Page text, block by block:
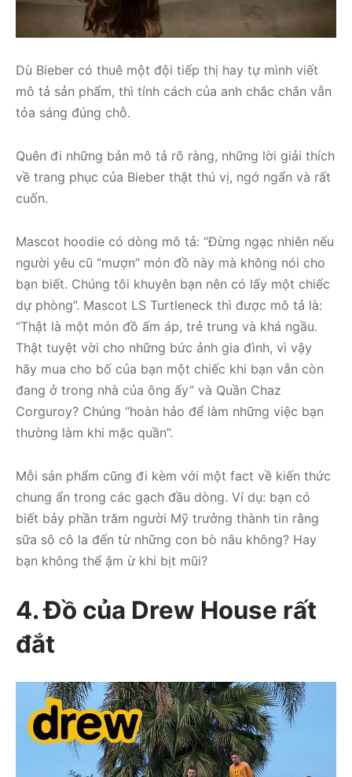
Dù Bieber có thuê một đội tiếp thị hay tự mình viết
mô tả sản phẩm, thì tính cách của anh chắc chắn vẫn
tỏa sáng đúng chỗ.
Quên đi những bản mô tả rõ ràng, những lời giải thích
về trang phục của Bieber thật thú vị, ngớ ngẩn và rất
cuốn.
Mascot hoodie có dòng mô tả: “Đừng ngạc nhiên nếu
người yêu cũ “mượn” món đồ này mà không nói cho
bạn biết. Chúng tôi khuyên bạn nên có lấy một chiếc
dự phòng”. Mascot LS Turtleneck thì được mô tả là:
“Thật là một món đồ ấm áp, trẻ trung và khá ngầu.
Thật tuyệt vời cho những bức ảnh gia đình, vì vậy
hãy mua cho bố của bạn một chiếc khi bạn vẫn còn
đang ở trong nhà của ông ấy” và Quần Chaz
Corguroy? Chúng “hoàn hảo để làm những việc bạn
thường làm khi mặc quần”.
Mỗi sản phẩm cũng đi kèm với một fact về kiến ​​thức
chung ẩn trong các gạch đầu dòng. Ví dụ: bạn có
biết bảy phần trăm người Mỹ trưởng thành tin rằng
sữa sô cô la đến từ những con bò nâu không? Hay
bạn không thể ậm ừ khi bịt mũi?
4. Đồ của Drew House rất
đắt